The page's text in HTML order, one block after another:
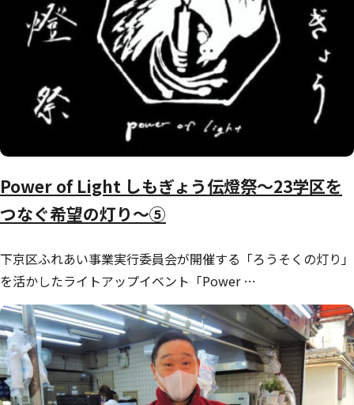
Power of Light しもぎょう伝燈祭～23学区を
つなぐ希望の灯り～⑤
下京区ふれあい事業実行委員会が開催する「ろうそくの灯り」
を活かしたライトアップイベント「Power …